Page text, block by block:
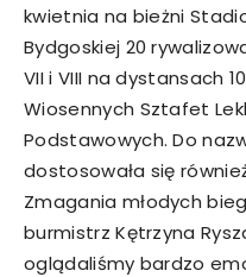
kwietnia na bieżni
Bydgoskiej 20
VII i VIII na dystansach
Wiosennych Sztafet
Podstawowych. Do
dostosowała się
Zmagania młodych
burmistrz Kętrzyna
oglądaliśmy bardzo